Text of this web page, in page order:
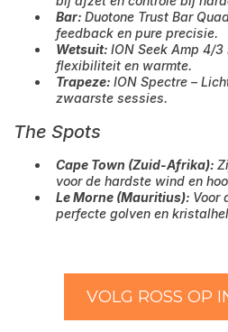
Bar: Duotone Trust Bar
feedback en pure precisie.
Wetsuit: ION Seek Amp 4/
flexibiliteit en warmte.
Trapeze: ION Spectre –
zwaarste sessies.
The Spots
Cape Town (Zuid-Afrika):
voor de hardste wind en
Le Morne (Mauritius): Voor
perfecte golven en
VOLG ROSS OP